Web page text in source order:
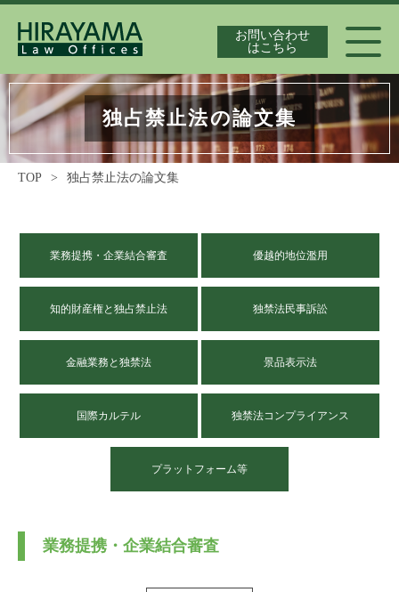
お問い合わせ
はこちら
代表弁護士紹介
最新情報
独占禁止法の論文集
ENGLISH
独占禁止法の論文集
TOP > 独占禁止法の論文集
業務提携・企業結合審査 優越的地位濫用
知的財産権と独占禁止法 独禁法民事訴訟
金融業務と独禁法 景品表示法
国際カルテル 独禁法コンプライアンス
プラットフォーム等
業務提携・企業結合審査